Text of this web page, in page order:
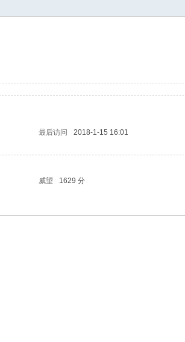
最后访问 2018-1-15 16:01
威望 1629 分